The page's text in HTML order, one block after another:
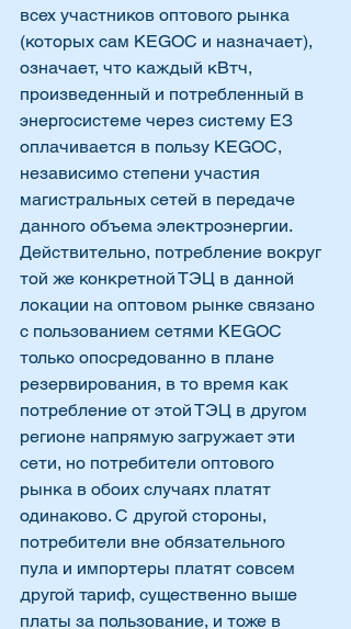
всех участников оптового рынка
(которых сам KEGOC и назначает),
означает, что каждый кВтч,
произведенный и потребленный в
энергосистеме через систему ЕЗ
оплачивается в пользу KEGOC,
независимо степени участия
магистральных сетей в передаче
данного объема электроэнергии.
Действительно, потребление вокруг
той же конкретной ТЭЦ в данной
локации на оптовом рынке связано
с пользованием сетями KEGOC
только опосредованно в плане
резервирования, в то время как
потребление от этой ТЭЦ в другом
регионе напрямую загружает эти
сети, но потребители оптового
рынка в обоих случаях платят
одинаково. С другой стороны,
потребители вне обязательного
пула и импортеры платят совсем
другой тариф, существенно выше
платы за пользование, и тоже в